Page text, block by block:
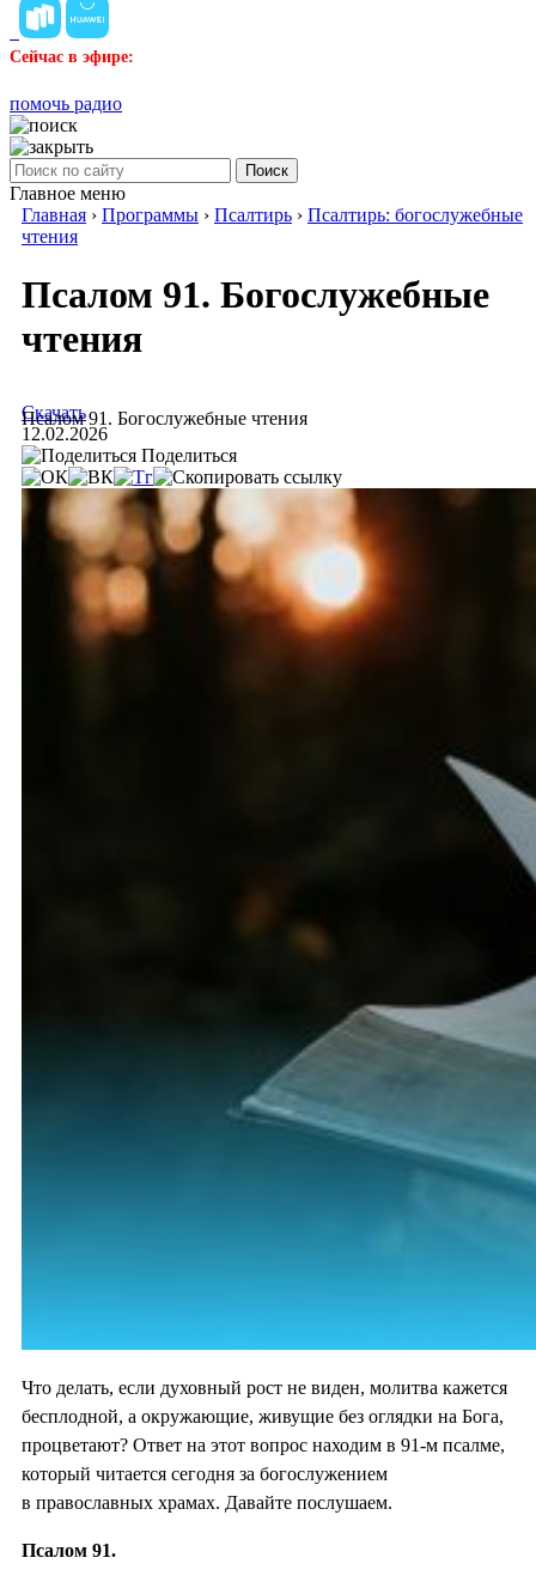
Сейчас в эфире:
помочь радио
Поиск
Главное меню
Главная › Программы › Псалтирь › Псалтирь: богослужебные
чтения
Псалом 91. Богослужебные
чтения
Псалом 91. Богослужебные чтения
Скачать
12.02.2026
Поделиться
Что делать, если духовный рост не виден, молитва кажется
бесплодной, а окружающие, живущие без оглядки на Бога,
процветают? Ответ на этот вопрос находим в 91-м псалме,
который читается сегодня за богослужением
в православных храмах. Давайте послушаем.
Псалом 91.